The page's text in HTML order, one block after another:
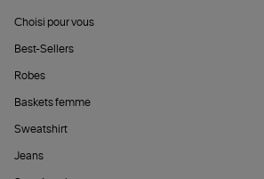
Choisi pour vous
Best-Sellers
Robes
Baskets femme
Sweatshirt
Jeans